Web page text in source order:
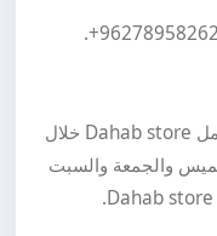
.
هذا الإعلان مقدم من Dahab store. يعمل Dahab store خلال
والجمعة والسبت